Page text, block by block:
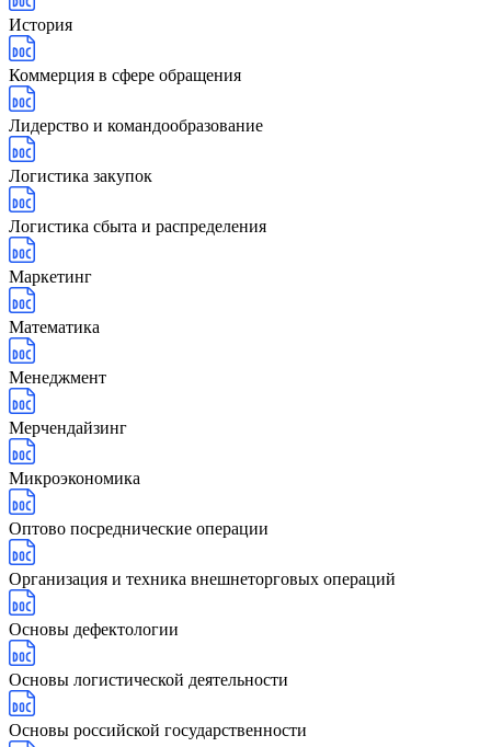
История
Коммерция в сфере обращения
Лидерство и командообразование
Логистика закупок
Логистика сбыта и распределения
Маркетинг
Математика
Менеджмент
Мерчендайзинг
Микроэкономика
Оптово посреднические операции
Организация и техника внешнеторговых операций
Основы дефектологии
Основы логистической деятельности
Основы российской государственности